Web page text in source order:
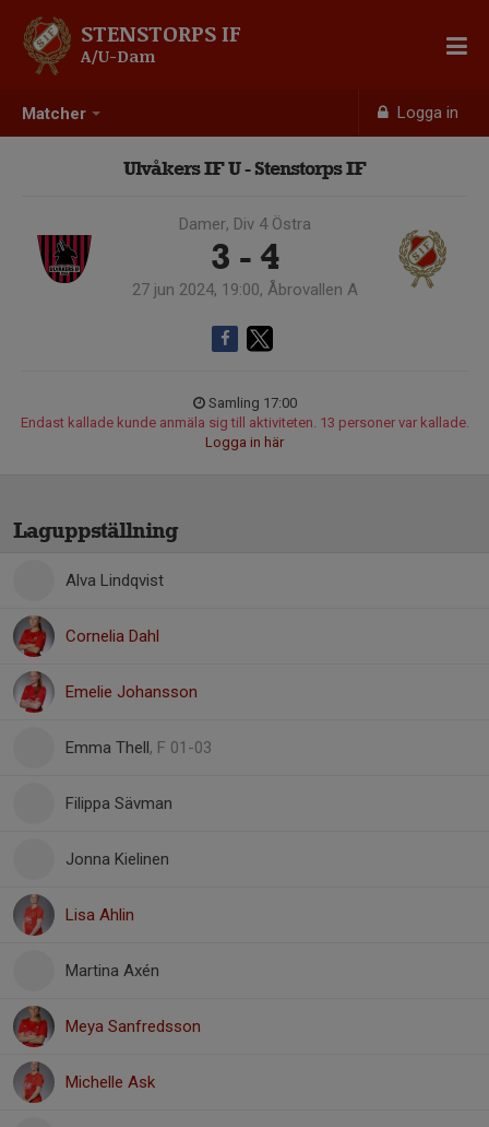
Matcher Logga in
STENSTORPS IF
A/U-Dam
Ulvåkers IF U - Stenstorps IF
Damer, Div 4 Östra
3 - 4
27 jun 2024, 19:00, Åbrovallen A
Samling 17:00
Endast kallade kunde anmäla sig till aktiviteten. 13 personer var kallade.
Logga in här
Laguppställning
Alva Lindqvist
Cornelia Dahl
Emelie Johansson
Emma Thell, F 01-03
Filippa Sävman
Jonna Kielinen
Lisa Ahlin
Martina Axén
Meya Sanfredsson
Michelle Ask